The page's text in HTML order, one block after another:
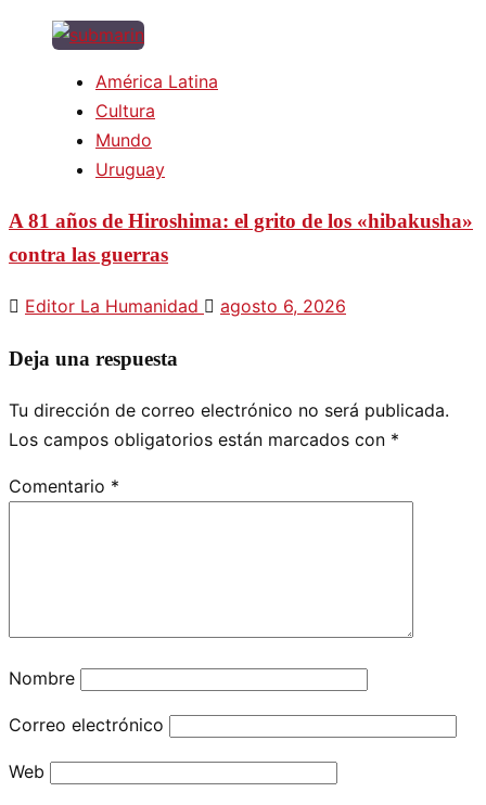
América Latina
Cultura
Mundo
Uruguay
A 81 años de Hiroshima: el grito de los «hibakusha»
contra las guerras
Editor La Humanidad agosto 6, 2026
Deja una respuesta
Tu dirección de correo electrónico no será publicada.
Los campos obligatorios están marcados con *
Comentario *
Nombre
Correo electrónico
Web